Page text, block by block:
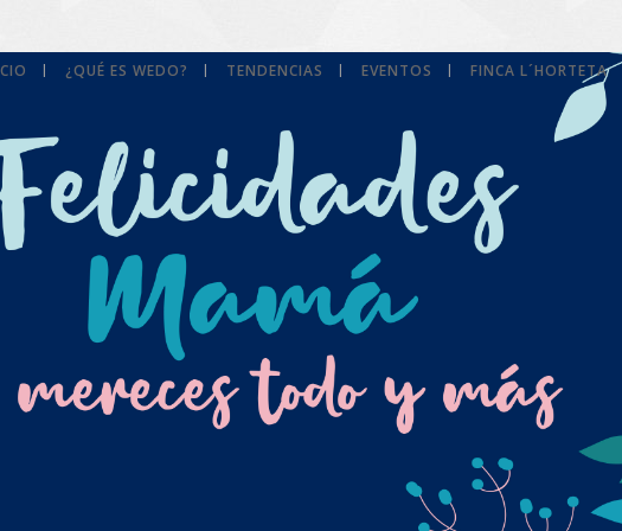
¿QUÉ ES WEDO? TENDENCIAS EVENTOS FINCA L´HORTETA